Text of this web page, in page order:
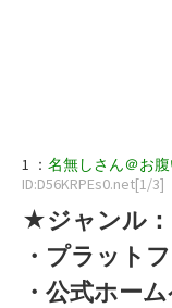
1 ： 名無しさん＠お腹
ID:D56KRPEs0.net[1/3]
★ジャンル
・プラット
・公式ホー